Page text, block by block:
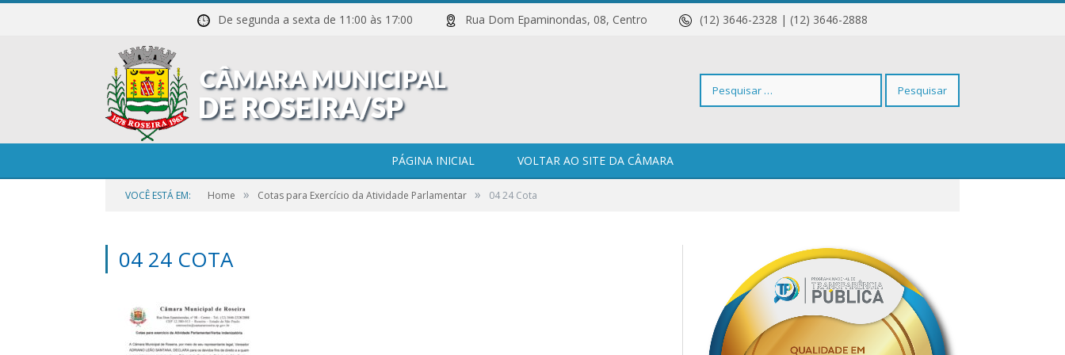
De segunda a sexta de 11:00 às 17:00 Rua Dom Epaminondas, 08, Centro (12) 3646-2328 | (12) 3646-2888
Pesquisar
PÁGINA INICIAL VOLTAR AO SITE DA CÂMARA
VOCÊ ESTÁ EM: Home » Cotas para Exercício da Atividade Parlamentar » 04 24 Cota
04 24 COTA